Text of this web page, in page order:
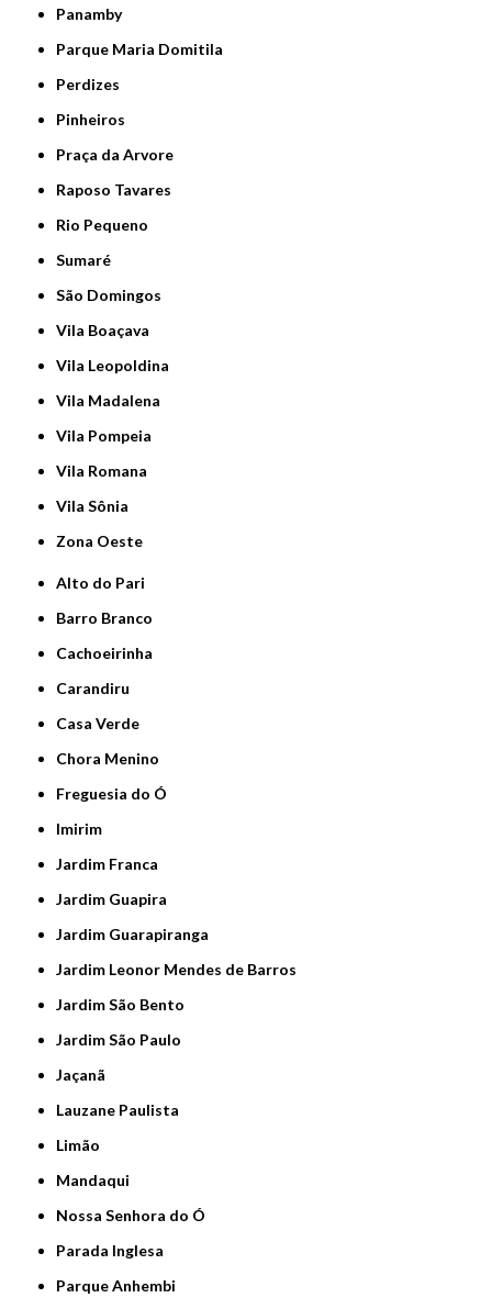
Panamby
Parque Maria Domitila
Perdizes
Pinheiros
Praça da Arvore
Raposo Tavares
Rio Pequeno
Sumaré
São Domingos
Vila Boaçava
Vila Leopoldina
Vila Madalena
Vila Pompeia
Vila Romana
Vila Sônia
Zona Oeste
Alto do Pari
Barro Branco
Cachoeirinha
Carandiru
Casa Verde
Chora Menino
Freguesia do Ó
Imirim
Jardim Franca
Jardim Guapira
Jardim Guarapiranga
Jardim Leonor Mendes de Barros
Jardim São Bento
Jardim São Paulo
Jaçanã
Lauzane Paulista
Limão
Mandaqui
Nossa Senhora do Ó
Parada Inglesa
Parque Anhembi